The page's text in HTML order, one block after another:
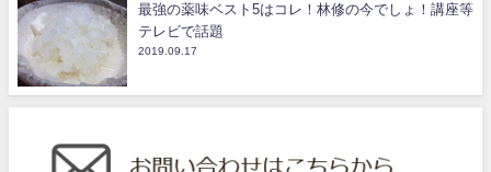
最強の薬味ベスト5はコレ！林修の今でしょ！講座等
テレビで話題
2019.09.17